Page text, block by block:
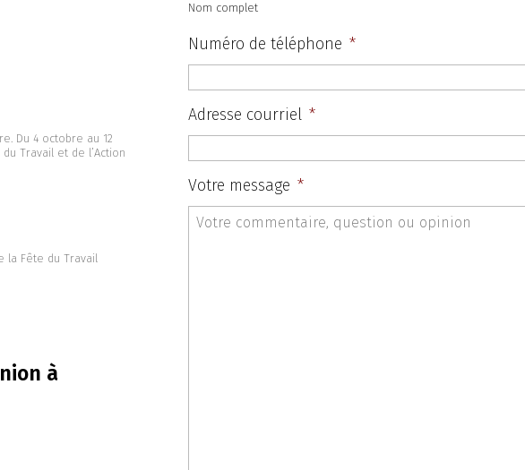
Du 4 octobre au 12
Travail et de l’Action
la Fête du Travail
à
Nom complet
Numéro de téléphone *
Adresse courriel *
Votre message *